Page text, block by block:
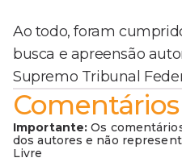
Ao todo, foram
busca e apreensão
Supremo Tribunal
Comentários
Importante: Os
dos autores e não
Livre